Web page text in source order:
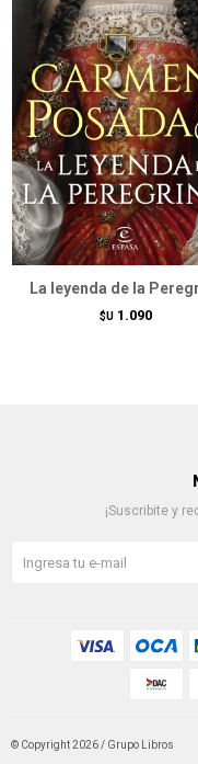
La leyenda de la
$U 1.090
¡Suscribite y
© Copyright 2026 / Grupo Libros